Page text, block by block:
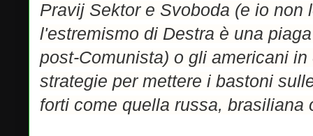
Pravij Sektor e Svoboda (e io non
l'estremismo di Destra è una
post-Comunista) o gli americani
strategie per mettere i bastoni
forti come quella russa, brasiliana